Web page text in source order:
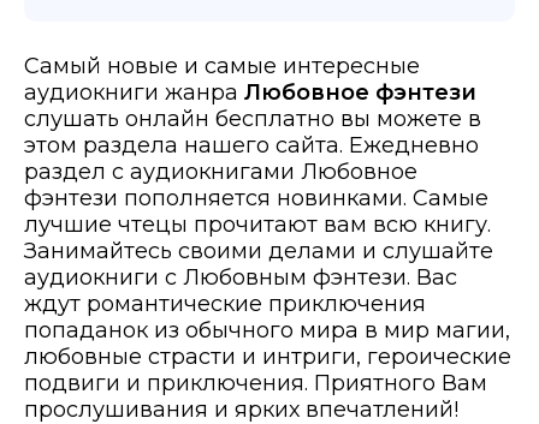
Самый новые и самые интересные
аудиокниги жанра Любовное фэнтези
слушать онлайн бесплатно вы можете в
этом раздела нашего сайта. Ежедневно
раздел с аудиокнигами Любовное
фэнтези пополняется новинками. Самые
лучшие чтецы прочитают вам всю книгу.
Занимайтесь своими делами и слушайте
аудиокниги с Любовным фэнтези. Вас
ждут романтические приключения
попаданок из обычного мира в мир магии,
любовные страсти и интриги, героические
подвиги и приключения. Приятного Вам
прослушивания и ярких впечатлений!